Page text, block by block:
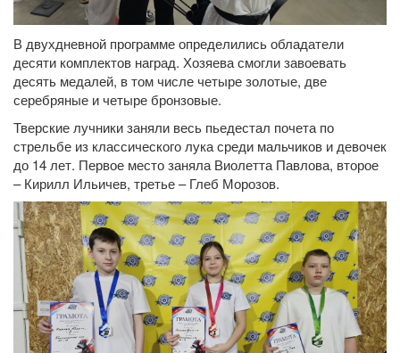
В двухдневной программе определились обладатели
десяти комплектов наград. Хозяева смогли завоевать
десять медалей, в том числе четыре золотые, две
серебряные и четыре бронзовые.
Тверские лучники заняли весь пьедестал почета по
стрельбе из классического лука среди мальчиков и девочек
до 14 лет. Первое место заняла Виолетта Павлова, второе
– Кирилл Ильичев, третье – Глеб Морозов.